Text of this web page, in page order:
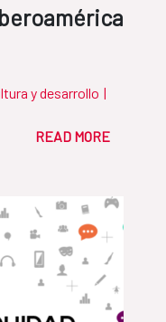
y desarrollo |
READ MORE